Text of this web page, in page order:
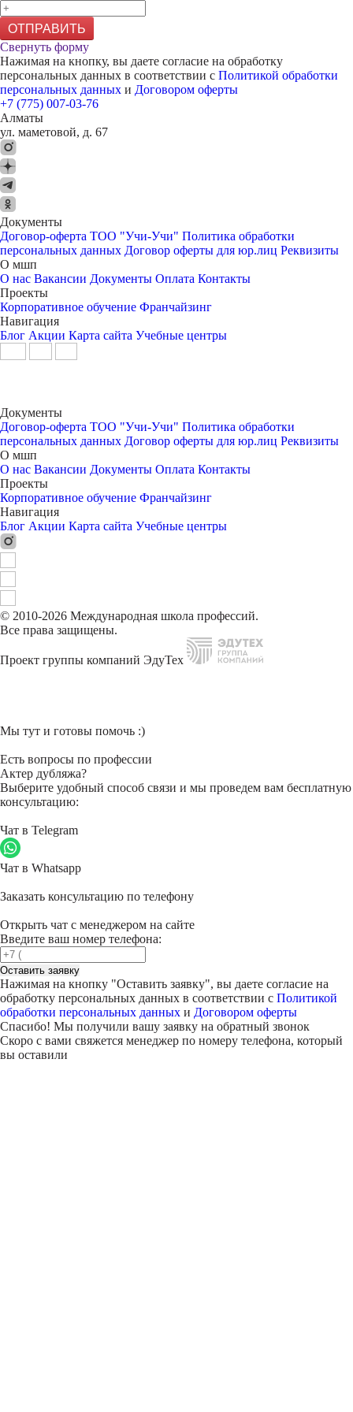
ОТПРАВИТЬ
Свернуть форму
Нажимая на кнопку, вы даете согласие на обработку
персональных данных в соответствии с Политикой обработки
персональных данных и Договором оферты
+7 (775) 007-03-76
Алматы
ул. маметовой, д. 67
Документы
Договор-оферта ТОО "Учи-Учи" Политика обработки
персональных данных Договор оферты для юр.лиц Реквизиты
О мшп
О нас Вакансии Документы Оплата Контакты
Проекты
Корпоративное обучение Франчайзинг
Навигация
Блог Акции Карта сайта Учебные центры
Документы
Договор-оферта ТОО "Учи-Учи" Политика обработки
персональных данных Договор оферты для юр.лиц Реквизиты
О мшп
О нас Вакансии Документы Оплата Контакты
Проекты
Корпоративное обучение Франчайзинг
Навигация
Блог Акции Карта сайта Учебные центры
© 2010-2026 Международная школа профессий.
Все права защищены.
Проект группы компаний ЭдуТех
Мы тут и готовы помочь :)
Есть вопросы по профессии
Актер дубляжа?
Выберите удобный способ связи и мы проведем вам бесплатную
консультацию:
Чат в Telegram
Чат в Whatsapp
Заказать консультацию по телефону
Открыть чат с менеджером на сайте
Введите ваш номер телефона:
Оставить заявку
Нажимая на кнопку "Оставить заявку", вы даете согласие на
обработку персональных данных в соответствии с Политикой
обработки персональных данных и Договором оферты
Спасибо! Мы получили вашу заявку на обратный звонок
Скоро с вами свяжется менеджер по номеру телефона, который
вы оставили